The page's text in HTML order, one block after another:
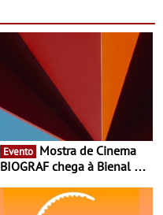
Evento
BIOGRAF chega à Bienal de
Documentário, ensaio
fílmico e práticas artísticas